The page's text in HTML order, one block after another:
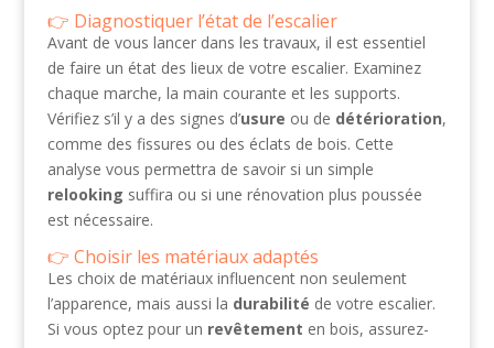
Diagnostiquer l’état de l’escalier
Avant de vous lancer dans les travaux, il est essentiel
de faire un état des lieux de votre escalier. Examinez
chaque marche, la main courante et les supports.
Vérifiez s’il y a des signes d’usure ou de détérioration,
comme des fissures ou des éclats de bois. Cette
analyse vous permettra de savoir si un simple
relooking suffira ou si une rénovation plus poussée
est nécessaire.
Choisir les matériaux adaptés
Les choix de matériaux influencent non seulement
l’apparence, mais aussi la durabilité de votre escalier.
Si vous optez pour un revêtement en bois, assurez-